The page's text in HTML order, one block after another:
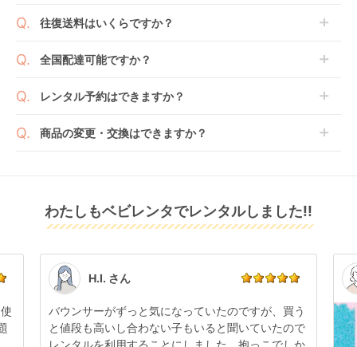
ッグショック SC チャ
イルドシート コンビ
レンタル
ルドシート 西松屋
レンタル
ト コンビ(Combi)
レンタル
円 〜
ト アップリカ
(Aprica)
レンタル
4,125円 〜
ャイルドシート コン
ビ(Combi)
レンタル
5,555 円 〜
走行テストを行う場合がございます。
となる場合がございます。その際、メーカーの都合に
場合や、在庫切れによりご注文をキャンセルさせてい
い。
※万が一キャンセルとなった場合には、代金は全額ご
てお届けしております。そのため、小さなキズや使用
感はございますが、故障や大きなキズ、シミなどのリ
す。
点検清掃については
もご確認ください。
おります。
ョンをご購入ください。
詳しくはこちらをご確認ください。
往復送料はいくらですか？
へ入れ、カートページから住所を入力すると送料が確
全国配達可能ですか？
※空港への配達はご対応できかねますのであらかじめ
レンタル予約はできますか？
可能ですので、商品のご注文時にご希望のお日にちに
商品の変更・交換はできますか？
また、レンタル期間の変更も商品発送前であれば変更
可能です。
い。
わたしもベビレンタでレンタルしました!!
H.I. さん
バウンサーがずっと気になっていたのですが、買う
と値段も高いし合わない子もいると聞いていたので
レンタルを利用することにしました。抱っこでしか